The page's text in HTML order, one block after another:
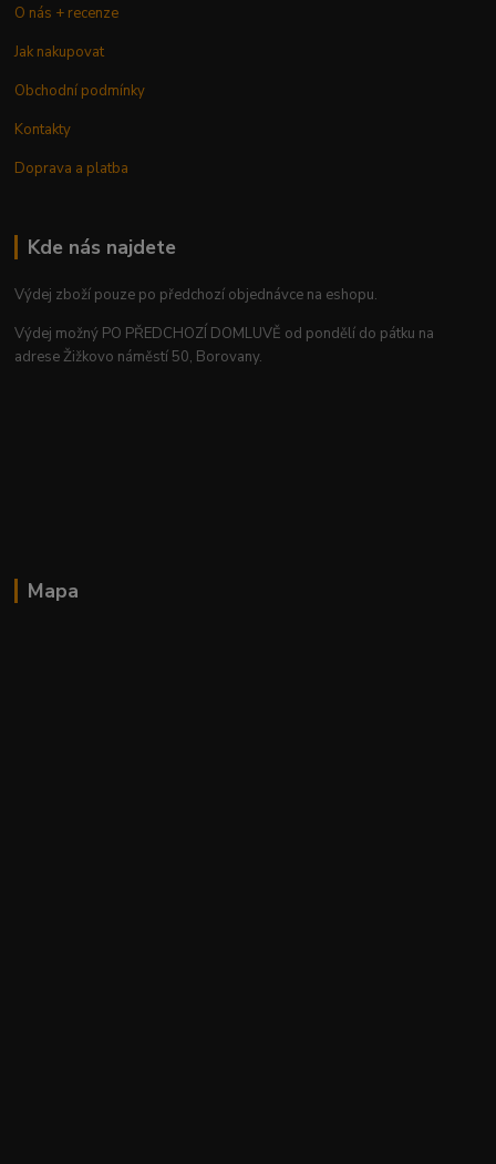
O nás + recenze
Jak nakupovat
Obchodní podmínky
Kontakty
Doprava a platba
Kde nás najdete
Výdej zboží pouze po předchozí objednávce na eshopu.
Výdej možný PO PŘEDCHOZÍ DOMLUVĚ od pondělí do pátku na
adrese Žižkovo náměstí 50, Borovany.
Mapa